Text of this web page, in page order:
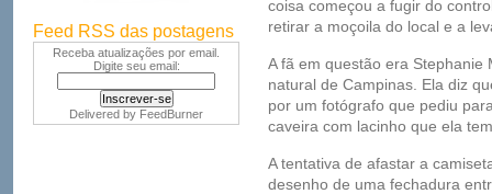
Feed RSS das postagens
Receba atualizações por email.
Digite seu email:
Delivered by FeedBurner
coisa começou a fugir do
retirar a moçoila do local e a
A fã em questão era
natural de Campinas. Ela diz
por um fotógrafo que pediu
caveira com lacinho que ela
A tentativa de afastar a
desenho de uma fechadura